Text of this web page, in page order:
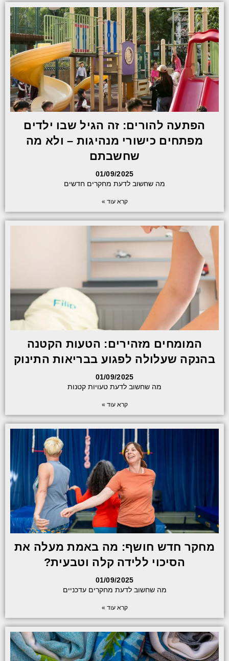
הפתעה להורים: זה הגיל שבו ילדים
מפתחים כישורי מנהיגות – ולא מה
שחשבתם
01/09/2025
מה שחשוב לדעת מחקרים חדשים
קרא עוד »
המומחים מזהירים: הטעות הקטנה
בהנקה שעלולה לפגוע בבריאות התינוק
01/09/2025
מה שחשוב לדעת טעויות קטנות
קרא עוד »
מחקר חדש חושף: מה באמת מעלה את
הסיכוי ללידה קלה וטבעית?
01/09/2025
מה שחשוב לדעת מחקרים עדכניים
קרא עוד »